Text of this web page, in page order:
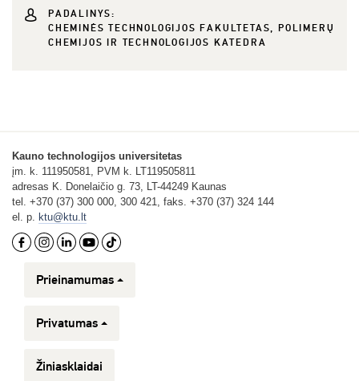
PADALINYS:
CHEMINĖS TECHNOLOGIJOS FAKULTETAS, POLIMERŲ
CHEMIJOS IR TECHNOLOGIJOS KATEDRA
Kauno technologijos universitetas
įm. k. 111950581, PVM k. LT119505811
adresas K. Donelaičio g. 73, LT-44249 Kaunas
tel. +370 (37) 300 000, 300 421, faks. +370 (37) 324 144
el. p. ktu@ktu.lt
Prieinamumas
Privatumas
Žiniasklaidai